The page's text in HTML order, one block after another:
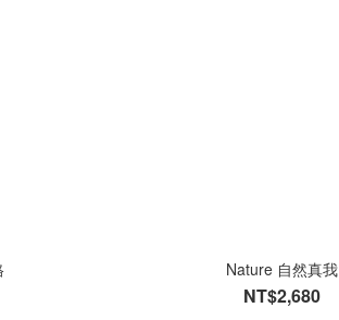
Nature 自然真我
NT$2,680